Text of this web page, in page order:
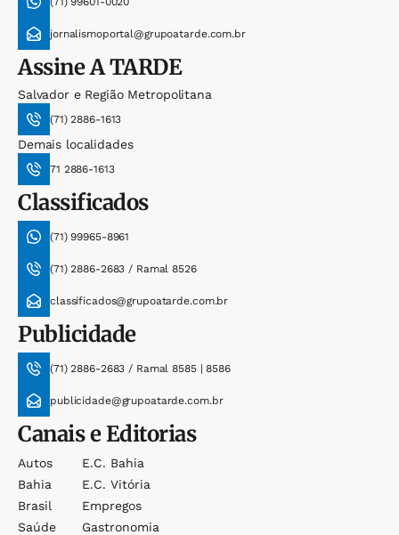
jornalismoportal@grupoatarde.com.br
AssineA TARDE
Salvador e Região Metropolitana
(71) 2886-1613
Demais localidades
71 2886-1613
Classificados
(71) 99965-8961
(71) 2886-2683 / Ramal 8526
classificados@grupoatarde.com.br
Publicidade
(71) 2886-2683 / Ramal 8585 | 8586
publicidade@grupoatarde.com.br
Canais e Editorias
Autos
Bahia
Brasil
Saúde
E.c. Bahia
E.c. Vitória
Empregos
Gastronomia